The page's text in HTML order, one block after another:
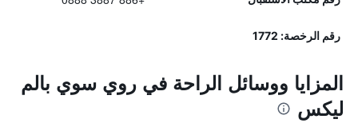
رقم الرخصة: 1772
المزايا ووسائل الراحة في روي سوي بالم
ليكس